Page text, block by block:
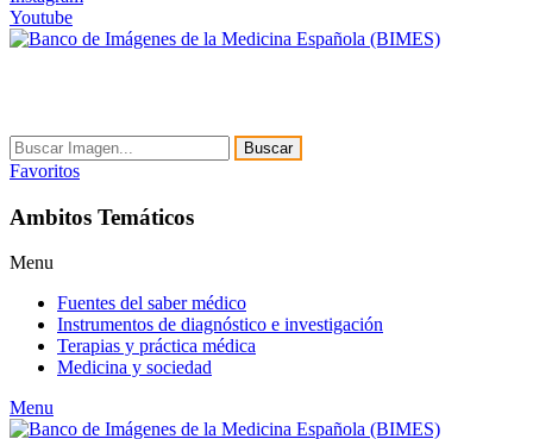
Youtube
Buscar
Favoritos
Ambitos Temáticos
Menu
Fuentes del saber médico
Instrumentos de diagnóstico e investigación
Terapias y práctica médica
Medicina y sociedad
Menu